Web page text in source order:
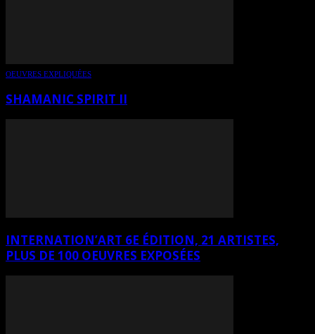
OEUVRES EXPLIQUÉES
SHAMANIC SPIRIT II
INTERNATION’ART 6E ÉDITION, 21 ARTISTES,
PLUS DE 100 OEUVRES EXPOSÉES